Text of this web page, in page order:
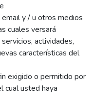
y / u otros medios
cuales versará
actividades,
características del
exigido o permitido por
cual usted haya